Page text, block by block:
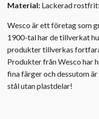
Material: Lackerad
Wesco är ett företag som
1900-tal har de tillverkat
produkter tillverkas
Produkter från Wesco har
fina färger och dessutom
stål utan plastdelar!